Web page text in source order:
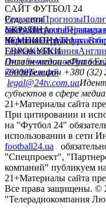
САЙТ ФУТБОЛ 24
РедакцияПрогнозы
сайтуКонтактыПравила
политикаСтруктура
Соц. сети
facebookxyoutube
УКРАИНА
УкраинаПервая лига
ЧЕМПИОНАТЫ
ГерманияИспания
ЕВРОКУБКИ
Лига чемпионовЛига
конференций
Онлайн-медиа «Футбол
79008Телефон +380 (32)
legal@24tv.com.ua
субъектов в сфере
21+Материалы сайта
При цитировании и
на "Футбол 24"
использовании в сети
football24.ua
"Спецпроект",
компаний" публикуем
21+Материалы сайта
Все права защищены. ©
"Телерадиокомпания